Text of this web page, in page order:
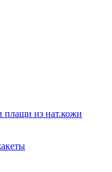
из нат.кожи